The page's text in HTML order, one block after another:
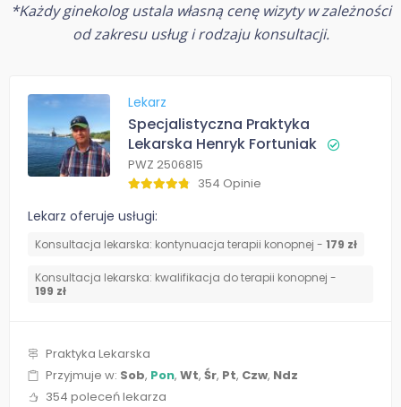
*Każdy ginekolog ustala własną cenę wizyty w zależności
od zakresu usług i rodzaju konsultacji.
Lekarz
Specjalistyczna Praktyka
Lekarska Henryk Fortuniak
PWZ 2506815
354 Opinie
Lekarz oferuje usługi:
Konsultacja lekarska: kontynuacja terapii konopnej - 179 zł
Konsultacja lekarska: kwalifikacja do terapii konopnej -
199 zł
Praktyka Lekarska
Przyjmuje w: Sob, Pon, Wt, Śr, Pt, Czw, Ndz
354 poleceń lekarza